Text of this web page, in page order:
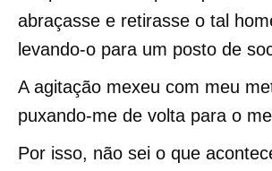
abraçasse e retirasse o tal
levando-o para um posto de
A agitação mexeu com meu
puxando-me de volta para o
Por isso, não sei o que